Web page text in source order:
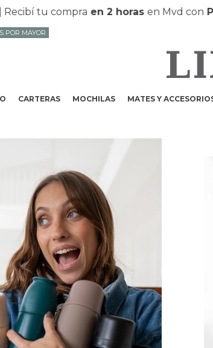
tu compraen 2 horasen Mvd conPedido
CARTERAS MOCHILAS MATES Y
POR MAYOR